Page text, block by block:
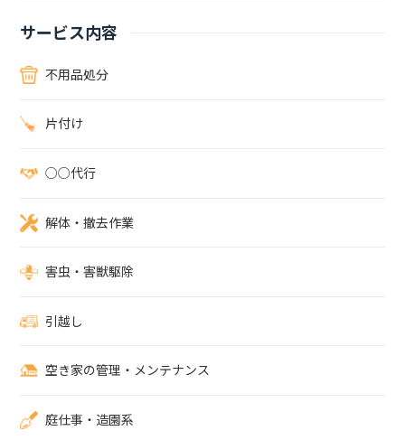
くすることを目的としているため、ねぐらにしていたり巣を作ってし
まっていると効果がありません。防鳥ネットを張るネットを張ること
で侵入を防ぎ、物理的に遮断できるので巣を作ってしまっても効果が
あります。ただし、正しく設置しないと内側に入り込まれ、ハトにと
く確実に駆除したい方は便利屋岩美に丸投げ！何度も繰り返し巣を作
音がうるさいこのような、ハトの被害でお困りの方やご自身での駆
るかによって費用は異なりますので、現地調査で詳しい費用をお見積
ださい。お問い合わせはこちら＼ ぜひお気軽にご相談ください。相
見積もりも大歓迎です！ ／厚木市の便利屋 岩美（いわみ）電話でお
ずに折り返す場合はこちらの番号「070-8331-6113」よりかけ直しま
サービス内容
不用品処分
片付け
○○代行
解体・撤去作業
害虫・害獣駆除
引越し
空き家の管理・メンテナンス
庭仕事・造園系